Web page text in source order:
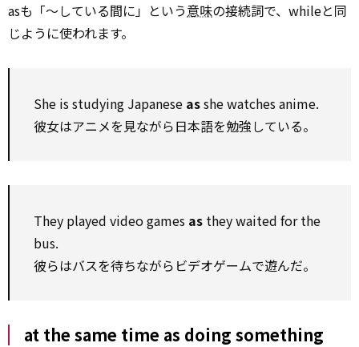
asも「～している間に」という意味の接続詞で、whileと同
じように使われます。
She is studying Japanese asshe watches anime.
彼女はアニメを見ながら日本語を勉強している。
They played video games as they waited for the
bus.
彼らはバスを待ちながらビデオゲームで遊んだ。
at the same time as doing something